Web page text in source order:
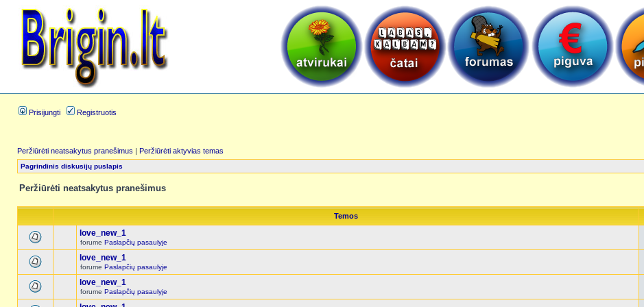
Prisijungti Registruotis
Peržiūrėti neatsakytus pranešimus | Peržiūrėti aktyvias temas
Pagrindinis diskusijų puslapis
Peržiūrėti neatsakytus pranešimus
Temos
love_new_1
forume Paslapčių pasaulyje
love_new_1
forume Paslapčių pasaulyje
love_new_1
forume Paslapčių pasaulyje